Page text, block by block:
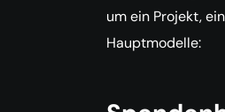
um ein Projekt,
Hauptmodelle: